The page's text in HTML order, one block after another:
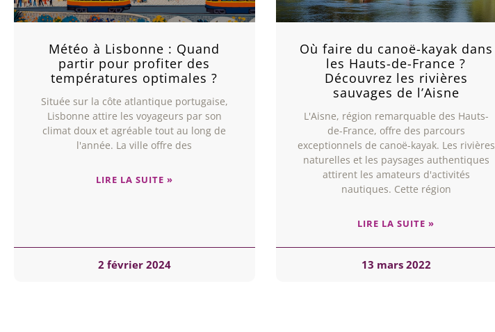
Météo à Lisbonne : Quand
partir pour profiter des
températures optimales ?
Située sur la côte atlantique portugaise,
Lisbonne attire les voyageurs par son
climat doux et agréable tout au long de
l'année. La ville offre des
LIRE LA SUITE »
2 février 2024
Où faire du canoë-kayak dans
les Hauts-de-France ?
Découvrez les rivières
sauvages de l’Aisne
L'Aisne, région remarquable des Hauts-
de-France, offre des parcours
exceptionnels de canoë-kayak. Les rivières
naturelles et les paysages authentiques
attirent les amateurs d'activités
nautiques. Cette région
LIRE LA SUITE »
13 mars 2022